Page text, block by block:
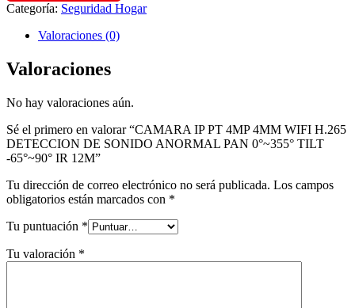
Categoría: Seguridad Hogar
Valoraciones (0)
Valoraciones
No hay valoraciones aún.
Sé el primero en valorar “CAMARA IP PT 4MP 4MM WIFI H.265
DETECCION DE SONIDO ANORMAL PAN 0°~355° TILT
-65°~90° IR 12M”
Tu dirección de correo electrónico no será publicada. Los campos
obligatorios están marcados con *
Tu puntuación *
Tu valoración *